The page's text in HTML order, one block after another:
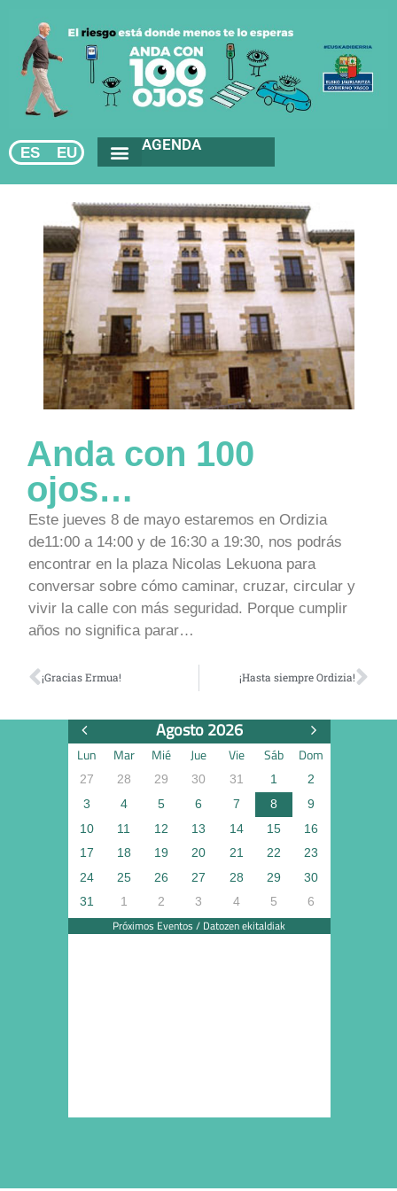
ES EU AGENDA
Anda con 100
ojos…
Este jueves 8 de mayo estaremos en Ordizia
de11:00 a 14:00 y de 16:30 a 19:30, nos podrás
encontrar en la plaza Nicolas Lekuona para
conversar sobre cómo caminar, cruzar, circular y
vivir la calle con más seguridad. Porque cumplir
años no significa parar…
¡Gracias Ermua! ¡Hasta siempre Ordizia!
Agosto 2026
Lun Mar Mié Jue Vie Sáb Dom
27 28 29 30 31 1
2
3
4 5 6 7 8
9
10
11 12 13 14 15
16
17
18 19 20 21 22
23
24
25 26 27 28 29
30
31
1 2 3 4 5 6
Próximos Eventos / Datozen ekitaldiak